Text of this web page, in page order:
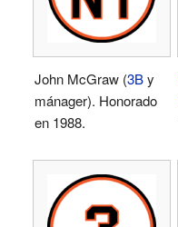
John McGraw (3By
mánager). Honorado
en 1988.